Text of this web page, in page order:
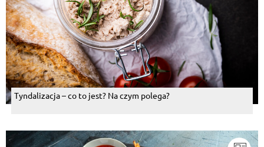
Tyndalizacja – co to jest? Na czym polega?